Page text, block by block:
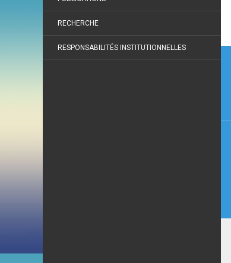
RECHERCHE
RESPONSABILITÉS INSTITUTIONNELLES